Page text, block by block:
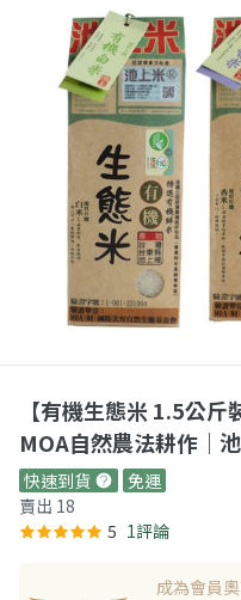
【有機生態米 1.5公
MOA自然農法耕作｜
快速到貨
免運
賣出 18
5 1評論
成為會員